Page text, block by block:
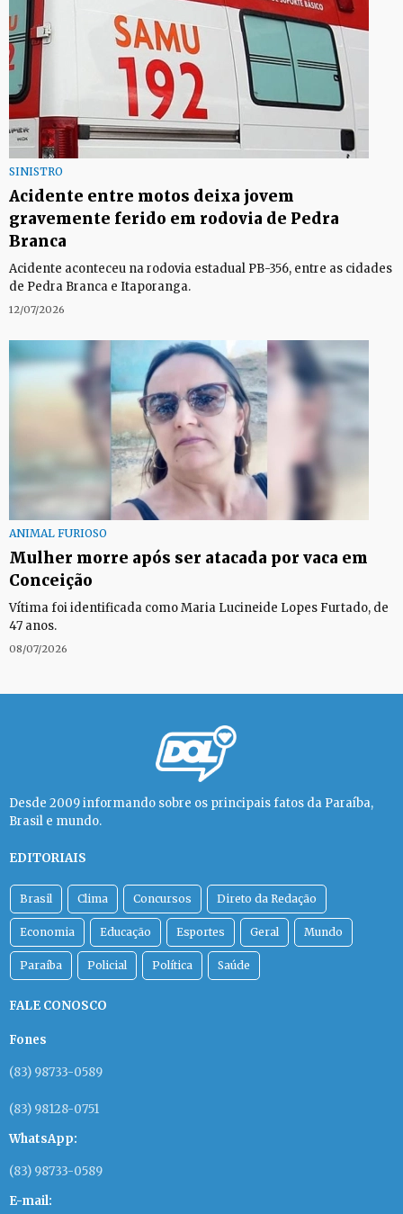
SINISTRO
Acidente entre motos deixa jovem
gravemente ferido em rodovia de Pedra
Branca
Acidente aconteceu na rodovia estadual PB-356, entre as cidades
de Pedra Branca e Itaporanga.
12/07/2026
ANIMAL FURIOSO
Mulher morre após ser atacada por vaca em
Conceição
Vítima foi identificada como Maria Lucineide Lopes Furtado, de
47 anos.
08/07/2026
Desde 2009 informando sobre os principais fatos da Paraíba,
Brasil e mundo.
EDITORIAIS
Brasil Clima Concursos Direto da Redação
Economia Educação Esportes Geral Mundo
Paraíba Policial Política Saúde
FALE CONOSCO
Fones
(83) 98733-0589
(83) 98128-0751
WhatsApp:
(83) 98733-0589
E-mail: